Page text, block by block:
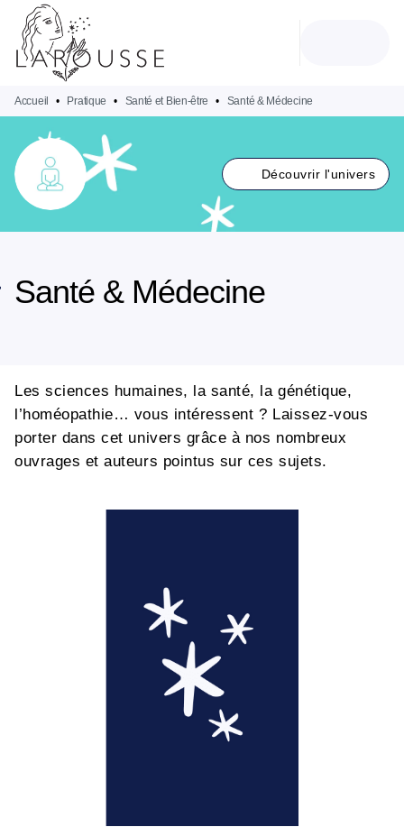
MENU
PIED DE PAGE
Accueil • Pratique • Santé et Bien-être • Santé & Médecine
Découvrir l'univers
Santé & Médecine
Les sciences humaines, la santé, la génétique,
l’homéopathie… vous intéressent ? Laissez-vous
porter dans cet univers grâce à nos nombreux
ouvrages et auteurs pointus sur ces sujets.